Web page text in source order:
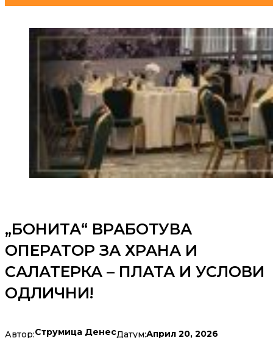
„БОНИТА“ ВРАБОТУВА
ОПЕРАТОР ЗА ХРАНА И
САЛАТЕРКА – ПЛАТА И УСЛОВИ
ОДЛИЧНИ!
Автор:Струмица ДенесДатум:Април 20, 2026